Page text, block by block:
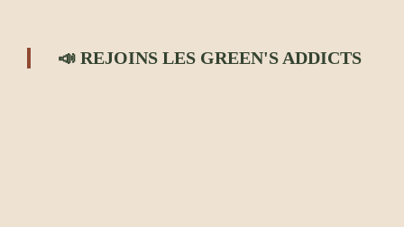
📣 REJOINS LES GREEN'S ADDICTS